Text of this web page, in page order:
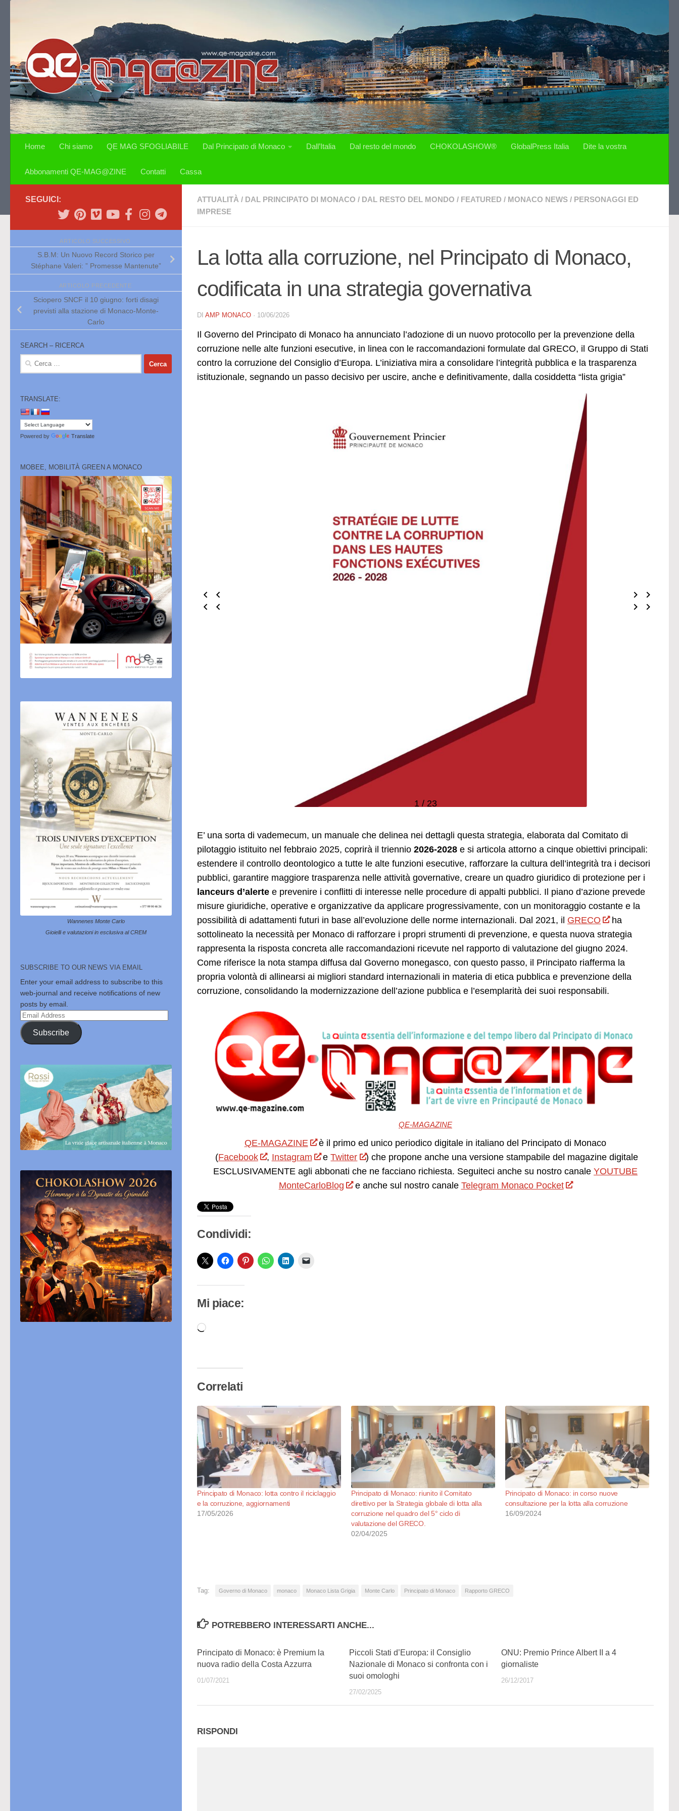
Home Chi siamo QE MAG SFOGLIABILE Dal Principato di Monaco Dall’Italia Dal resto del mondo CHOKOLASHOW® GlobalPress Italia Dite la vostra
Abbonamenti QE-MAG@ZINE Contatti Cassa
ATTUALITÀ / DAL PRINCIPATO DI MONACO / DAL RESTO DEL MONDO / FEATURED / MONACO NEWS / PERSONAGGI ED
IMPRESE
La lotta alla corruzione, nel Principato di Monaco,
codificata in una strategia governativa
DI AMP MONACO · 10/06/2026
Il Governo del Principato di Monaco ha annunciato l’adozione di un nuovo protocollo per la prevenzione della
corruzione nelle alte funzioni esecutive, in linea con le raccomandazioni formulate dal GRECO, il Gruppo di Stati
contro la corruzione del Consiglio d’Europa. L’iniziativa mira a consolidare l’integrità pubblica e la trasparenza
istituzionale, segnando un passo decisivo per uscire, anche e definitivamente, dalla cosiddetta “lista grigia”
1 / 23
E’ una sorta di vademecum, un manuale che delinea nei dettagli questa strategia, elaborata dal Comitato di
pilotaggio istituito nel febbraio 2025, coprirà il triennio 2026-2028 e si articola attorno a cinque obiettivi principali:
estendere il controllo deontologico a tutte le alte funzioni esecutive, rafforzare la cultura dell’integrità tra i decisori
pubblici, garantire maggiore trasparenza nelle attività governative, creare un quadro giuridico di protezione per i
lanceurs d’alerte e prevenire i conflitti di interesse nelle procedure di appalti pubblici. Il piano d’azione prevede
misure giuridiche, operative e organizzative da applicare progressivamente, con un monitoraggio costante e la
possibilità di adattamenti futuri in base all’evoluzione delle norme internazionali. Dal 2021, il GRECO
ha
sottolineato la necessità per Monaco di rafforzare i propri strumenti di prevenzione, e questa nuova strategia
rappresenta la risposta concreta alle raccomandazioni ricevute nel rapporto di valutazione del giugno 2024.
Come riferisce la nota stampa diffusa dal Governo monegasco, con questo passo, il Principato riafferma la
propria volontà di allinearsi ai migliori standard internazionali in materia di etica pubblica e prevenzione della
corruzione, consolidando la modernizzazione dell’azione pubblica e l’esemplarità dei suoi responsabili.
QE-MAGAZINE
QE-MAGAZINE
è il primo ed unico periodico digitale in italiano del Principato di Monaco
(Facebook , Instagram eTwitter
) che propone anche una versione stampabile del magazine digitale
ESCLUSIVAMENTE agli abbonati che ne facciano richiesta. Seguiteci anche su nostro canale YOUTUBE
MonteCarloBlog
e anche sul nostro canale Telegram Monaco Pocket
Condividi:
Mi piace:
Caricamento
Correlati
Principato di Monaco: lotta contro il riciclaggio
e la corruzione, aggiornamenti
17/05/2026
Principato di Monaco: riunito il Comitato
direttivo per la Strategia globale di lotta alla
corruzione nel quadro del 5° ciclo di
valutazione del GRECO.
02/04/2025
Principato di Monaco: in corso nuove
consultazione per la lotta alla corruzione
16/09/2024
Tag: Governo di Monaco monaco Monaco Lista Grigia Monte Carlo Principato di Monaco Rapporto GRECO
POTREBBERO INTERESSARTI ANCHE...
Principato di Monaco: è Premium la
nuova radio della Costa Azzurra
01/07/2021
Piccoli Stati d’Europa: il Consiglio
Nazionale di Monaco si confronta con i
suoi omologhi
27/02/2025
ONU: Premio Prince Albert II a 4
giornaliste
26/12/2017
RISPONDI
SEGUICI:
ARTICOLO SUCCESSIVO
S.B.M: Un Nuovo Record Storico per
Stéphane Valeri: ” Promesse Mantenute”
ARTICOLO PRECEDENTE
Sciopero SNCF il 10 giugno: forti disagi
previsti alla stazione di Monaco-Monte-
Carlo
SEARCH – RICERCA
Ricerca
TRANSLATE:
Powered by Translate
MOBEE, MOBILITÀ GREEN A MONACO
Wannenes Monte Carlo
Gioielli e valutazioni in esclusiva al CREM
SUBSCRIBE TO OUR NEWS VIA EMAIL
Enter your email address to subscribe to this
web-journal and receive notifications of new
posts by email.
Email
Address
Subscribe